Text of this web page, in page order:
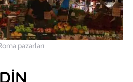
pazarları